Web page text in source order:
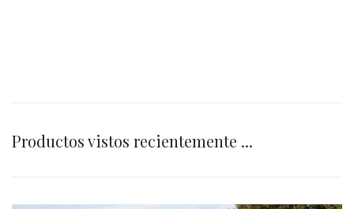
Productos vistos recientemente ...